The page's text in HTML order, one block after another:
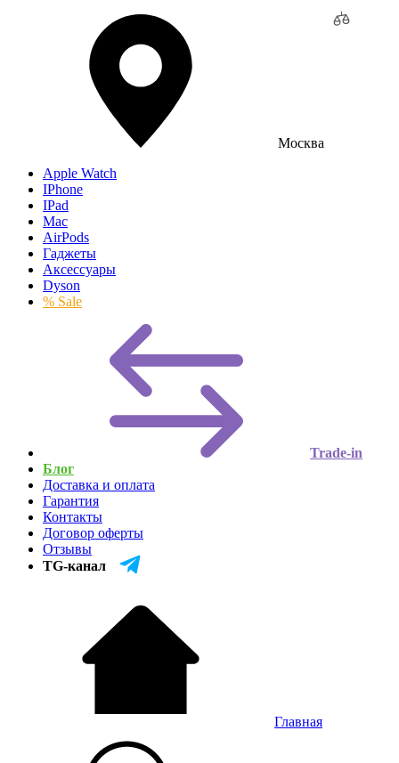
Москва
Apple Watch
IPhone
IPad
Mac
AirPods
Гаджеты
Аксессуары
Dyson
% Sale
Trade-in
Блог
Доставка и оплата
Гарантия
Контакты
Договор оферты
Отзывы
TG-канал
Главная